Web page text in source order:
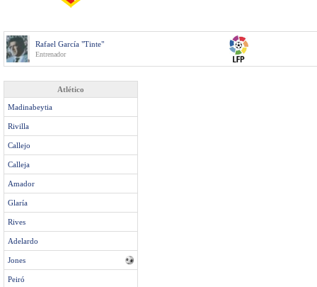
Rafael García "Tinte"
Entrenador
Atlético
Madinabeytia
Rivilla
Callejo
Calleja
Amador
Glaría
Rives
Adelardo
Jones
Peiró